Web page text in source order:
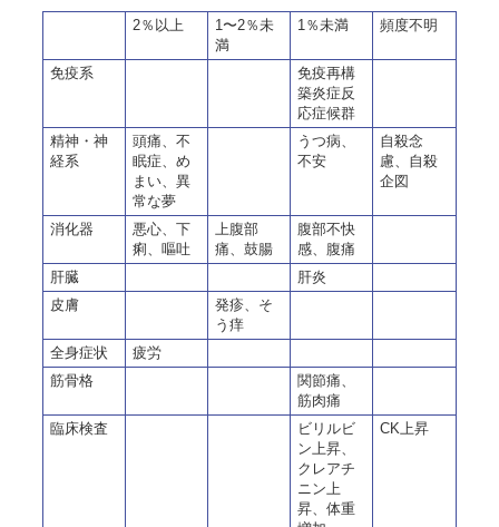
2％以上
1〜2％未
満
1％未満 頻度不明
免疫系
免疫再構
築炎症反
応症候群
精神・神
経系
頭痛、不
眠症、め
まい、異
常な夢
うつ病、
不安
自殺念
慮、自殺
企図
消化器
悪心、下
痢、嘔吐
上腹部
痛、鼓腸
腹部不快
感、腹痛
肝臓
肝炎
皮膚
発疹、そ
う痒
全身症状
疲労
筋骨格
関節痛、
筋肉痛
臨床検査
ビリルビ
ン上昇、
クレアチ
ニン上
昇、体重
CK上昇